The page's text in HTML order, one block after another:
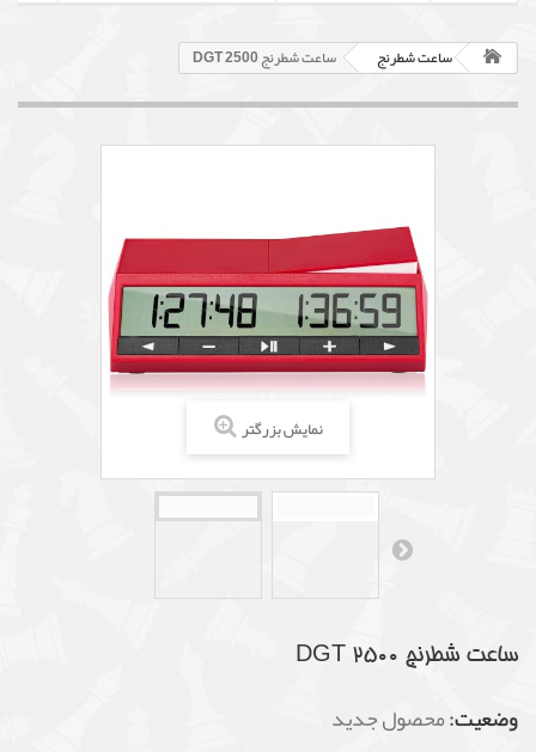
ساعت شطرنج ساعت شطرنج DGT 2500
نمایش بزرگتر
ساعت شطرنج DGT 2500
وضعیت:محصول جدید